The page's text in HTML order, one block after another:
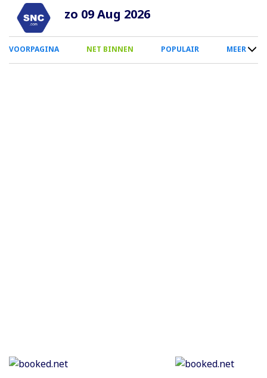
Overslaan
naar
inhoud
zo 09 Aug 2026
0
Smartphone
VOORPAGINA NET BINNEN POPULAIR MEER